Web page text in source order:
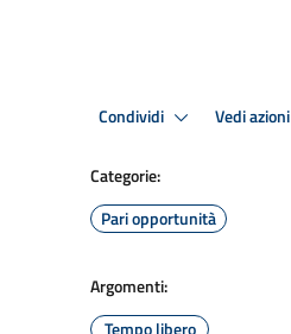
Condividi Vedi azioni
Categorie:
Pari opportunità
Argomenti:
Tempo libero